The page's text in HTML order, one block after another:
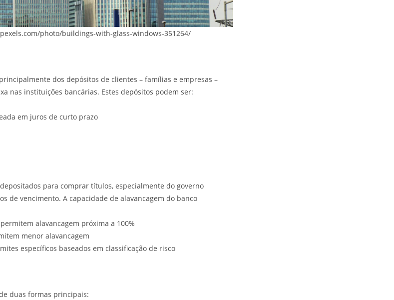
photo/buildings-with-glass-windows-351264/
dos depósitos de clientes – famílias e empresas –
nas instituições bancárias. Estes depósitos podem ser:
em juros de curto prazo
para comprar títulos, especialmente do governo
de vencimento. A capacidade de alavancagem do banco
alavancagem próxima a 100%
menor alavancagem
específicos baseados em classificação de risco
duas formas principais: